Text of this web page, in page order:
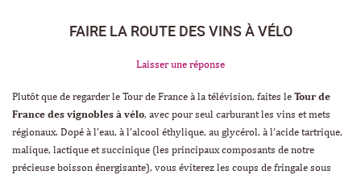
FAIRE LA ROUTE DES VINS À VÉLO
Laisser une réponse
Plutôt que de regarder le Tour de France à la télévision, faites le Tour de
France des vignobles à vélo, avec pour seul carburant les vins et mets
régionaux. Dopé à l’eau, à l’alcool éthylique, au glycérol, à l’acide tartrique,
malique, lactique et succinique (les principaux composants de notre
précieuse boisson énergisante), vous éviterez les coups de fringale sous